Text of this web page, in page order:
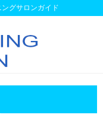
グサロンガイド